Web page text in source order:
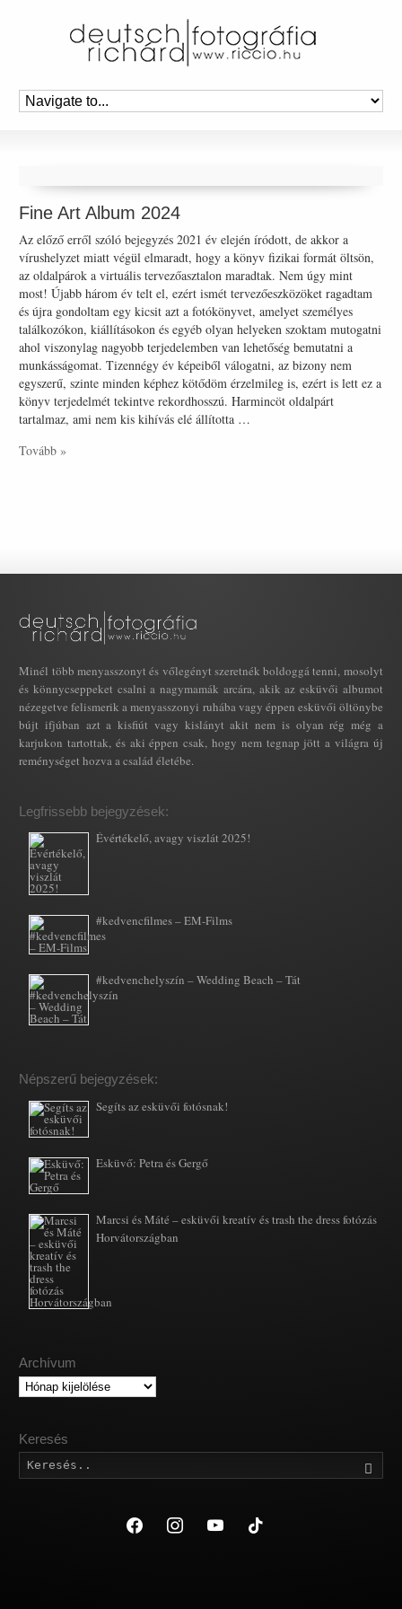
Fine Art Album 2024
Az előző erről szóló bejegyzés 2021 év elején íródott, de akkor a
vírushelyzet miatt végül elmaradt, hogy a könyv fizikai formát öltsön,
az oldalpárok a virtuális tervezőasztalon maradtak. Nem úgy mint
most! Újabb három év telt el, ezért ismét tervezőeszközöket ragadtam
és újra gondoltam egy kicsit azt a fotókönyvet, amelyet személyes
találkozókon, kiállításokon és egyéb olyan helyeken szoktam mutogatni
ahol viszonylag nagyobb terjedelemben van lehetőség bemutatni a
munkásságomat. Tizennégy év képeiből válogatni, az bizony nem
egyszerű, szinte minden képhez kötődöm érzelmileg is, ezért is lett ez a
könyv terjedelmét tekintve rekordhosszú. Harmincöt oldalpárt
tartalmaz, ami nem kis kihívás elé állította …
Tovább »
Minél több menyasszonyt és vőlegényt szeretnék boldoggá tenni, mosolyt
és könnycseppeket csalni a nagymamák arcára, akik az esküvői albumot
nézegetve felismerik a menyasszonyi ruhába vagy éppen esküvői öltönybe
bújt ifjúban azt a kisfiút vagy kislányt akit nem is olyan rég még a
karjukon tartottak, és aki éppen csak, hogy nem tegnap jött a világra új
reménységet hozva a család életébe.
Legfrissebb bejegyzések:
Évértékelő, avagy viszlát 2025!
#kedvencfilmes – EM-Films
#kedvenchelyszín – Wedding Beach – Tát
Népszerű bejegyzések:
Segíts az esküvői fotósnak!
Esküvő: Petra és Gergő
Marcsi és Máté – esküvői kreatív és trash the dress fotózás
Horvátországban
Archívum
Archívum
Keresés
facebook instagram youtube tiktok